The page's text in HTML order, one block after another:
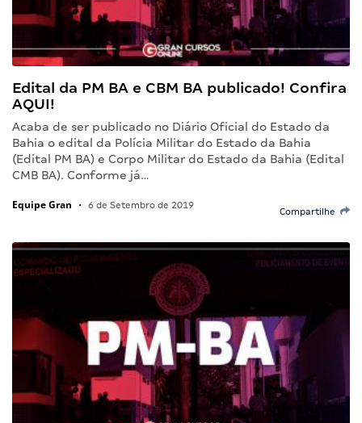
Edital da PM BA e CBM BA publicado! Confira
AQUI!
Acaba de ser publicado no Diário Oficial do Estado da
Bahia o edital da Polícia Militar do Estado da Bahia
(Edital PM BA) e Corpo Militar do Estado da Bahia (Edital
CMB BA). Conforme já…
Equipe Gran • 6 de Setembro de 2019
Compartilhe